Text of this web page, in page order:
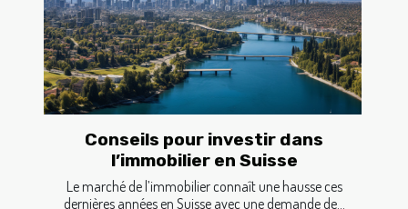
Conseils pour investir dans
l’immobilier en Suisse
Le marché de l’immobilier connaît une hausse ces
dernières années en Suisse avec une demande de...